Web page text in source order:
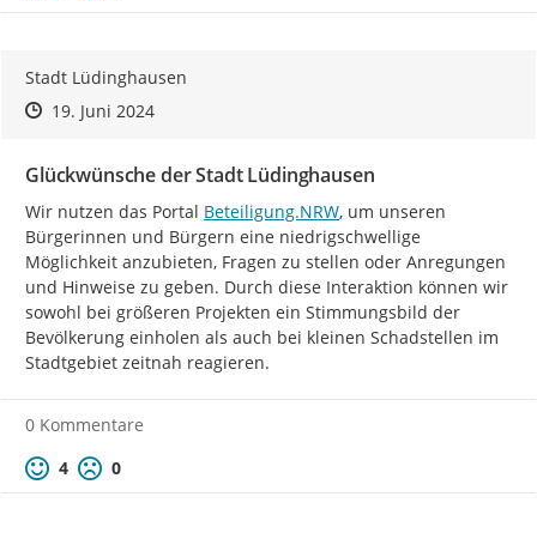
Stadt Lüdinghausen
Zeitpunkt des Erstellens
Zeitpunkt des Erstellens
19. Juni 2024Zur Äußerung
Glückwünsche der Stadt Lüdinghausen
Wir nutzen das Portal http://
Beteiligung.NRW, um unseren
Bürgerinnen und Bürgern eine niedrigschwellige
Möglichkeit anzubieten, Fragen zu stellen oder Anregungen
und Hinweise zu geben. Durch diese Interaktion können wir
sowohl bei größeren Projekten ein Stimmungsbild der
Bevölkerung einholen als auch bei kleinen Schadstellen im
Stadtgebiet zeitnah reagieren.
0 Kommentare
Positive Bewertung
4 Negative Bewertung
0